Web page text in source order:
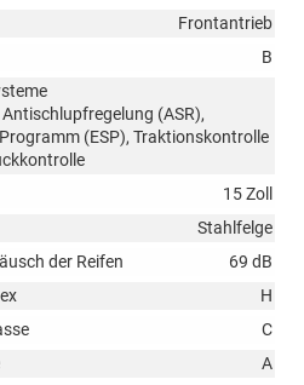
Frontantrieb
B
(ASR),
(ESP), Traktionskontrolle
15 Zoll
Stahlfelge
der Reifen
69 dB
H
C
A